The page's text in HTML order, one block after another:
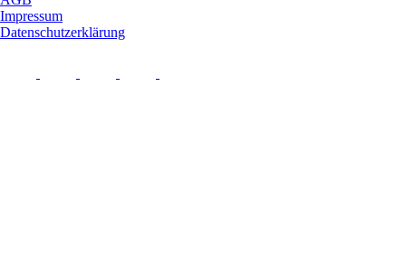
Impressum
Datenschutzerklärung